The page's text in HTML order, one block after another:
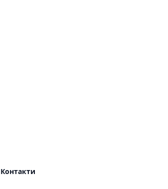
Контакти